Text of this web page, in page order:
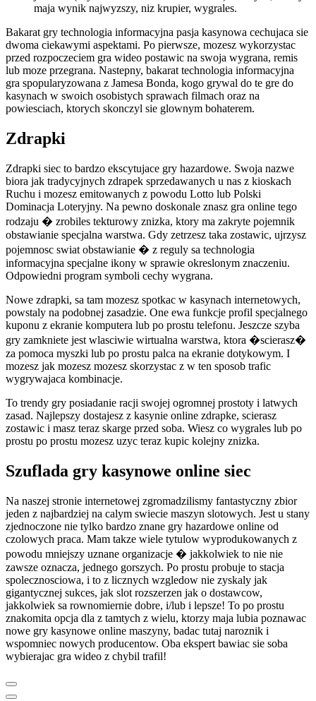
maja wynik najwyzszy, niz krupier, wygrales.
Bakarat gry technologia informacyjna pasja kasynowa cechujaca sie
dwoma ciekawymi aspektami. Po pierwsze, mozesz wykorzystac
przed rozpoczeciem gra wideo postawic na swoja wygrana, remis
lub moze przegrana. Nastepny, bakarat technologia informacyjna
gra spopularyzowana z Jamesa Bonda, kogo grywal do te gre do
kasynach w swoich osobistych sprawach filmach oraz na
powiesciach, ktorych skonczyl sie glownym bohaterem.
Zdrapki
Zdrapki siec to bardzo ekscytujace gry hazardowe. Swoja nazwe
biora jak tradycyjnych zdrapek sprzedawanych u nas z kioskach
Ruchu i mozesz emitowanych z powodu Lotto lub Polski
Dominacja Loteryjny. Na pewno doskonale znasz gra online tego
rodzaju � zrobiles tekturowy znizka, ktory ma zakryte pojemnik
obstawianie specjalna warstwa. Gdy zetrzesz taka zostawic, ujrzysz
pojemnosc swiat obstawianie � z reguly sa technologia
informacyjna specjalne ikony w sprawie okreslonym znaczeniu.
Odpowiedni program symboli cechy wygrana.
Nowe zdrapki, sa tam mozesz spotkac w kasynach internetowych,
powstaly na podobnej zasadzie. One ewa funkcje profil specjalnego
kuponu z ekranie komputera lub po prostu telefonu. Jeszcze szyba
gry zamkniete jest wlasciwie wirtualna warstwa, ktora �scierasz�
za pomoca myszki lub po prostu palca na ekranie dotykowym. I
mozesz jak mozesz mozesz skorzystac z w ten sposob trafic
wygrywajaca kombinacje.
To trendy gry posiadanie racji swojej ogromnej prostoty i latwych
zasad. Najlepszy dostajesz z kasynie online zdrapke, scierasz
zostawic i masz teraz skarge przed soba. Wiesz co wygrales lub po
prostu po prostu mozesz uzyc teraz kupic kolejny znizka.
Szuflada gry kasynowe online siec
Na naszej stronie internetowej zgromadzilismy fantastyczny zbior
jeden z najbardziej na calym swiecie maszyn slotowych. Jest u stany
zjednoczone nie tylko bardzo znane gry hazardowe online od
czolowych praca. Mam takze wiele tytulow wyprodukowanych z
powodu mniejszy uznane organizacje � jakkolwiek to nie nie
zawsze oznacza, jednego gorszych. Po prostu probuje to stacja
spolecznosciowa, i to z licznych wzgledow nie zyskaly jak
gigantycznej sukces, jak slot rozszerzen jak o dostawcow,
jakkolwiek sa rownomiernie dobre, i/lub i lepsze! To po prostu
znakomita opcja dla z tamtych z wielu, ktorzy maja lubia poznawac
nowe gry kasynowe online maszyny, badac tutaj naroznik i
wspomniec nowych producentow. Oba ekspert bawiac sie soba
wybierajac gra wideo z chybil trafil!